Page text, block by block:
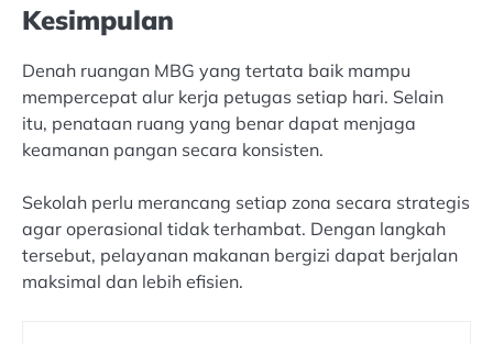
Kesimpulan
Denah ruangan MBG yang tertata baik mampu
mempercepat alur kerja petugas setiap hari. Selain
itu, penataan ruang yang benar dapat menjaga
keamanan pangan secara konsisten.
Sekolah perlu merancang setiap zona secara strategis
agar operasional tidak terhambat. Dengan langkah
tersebut, pelayanan makanan bergizi dapat berjalan
maksimal dan lebih efisien.